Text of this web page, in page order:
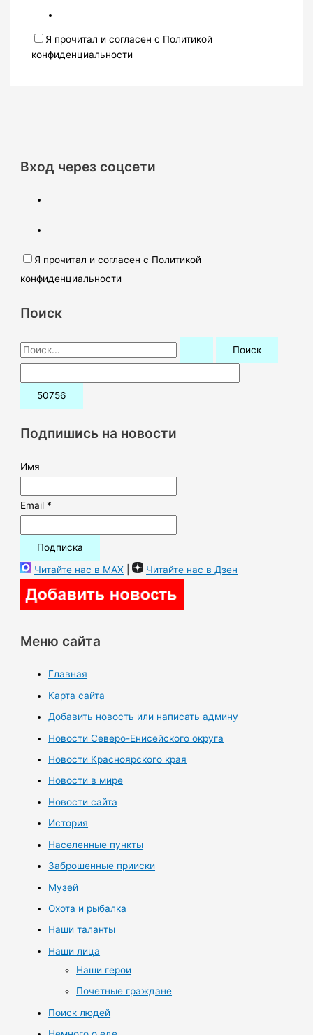
Я прочитал и согласен с Политикой
конфиденциальности
Вход через соцсети
Я прочитал и согласен с Политикой
конфиденциальности
Поиск
П
о
и
:Подпишись на новости
Имя
Email *
Читайте нас в MAX | Читайте нас в Дзен
Меню сайта
Главная
Карта сайта
Добавить новость или написать админу
Новости Северо-Енисейского округа
Новости Красноярского края
Новости в мире
Новости сайта
История
Населенные пункты
Заброшенные прииски
Музей
Охота и рыбалка
Наши таланты
Наши лица
Наши герои
Почетные граждане
Поиск людей